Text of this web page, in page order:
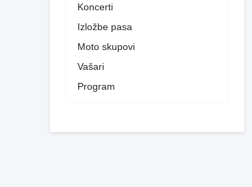
Koncerti
Izložbe pasa
Moto skupovi
Vašari
Program